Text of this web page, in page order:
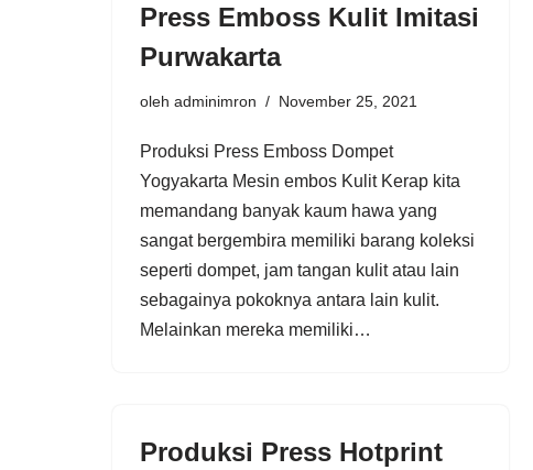
Press Emboss Kulit Imitasi
Purwakarta
oleh adminimron November 25, 2021
Produksi Press Emboss Dompet
Yogyakarta Mesin embos Kulit Kerap kita
memandang banyak kaum hawa yang
sangat bergembira memiliki barang koleksi
seperti dompet, jam tangan kulit atau lain
sebagainya pokoknya antara lain kulit.
Melainkan mereka memiliki…
Produksi Press Hotprint